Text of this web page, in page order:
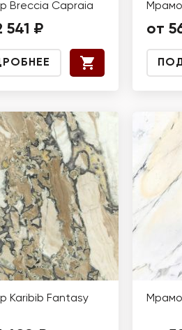
Breccia Capraia
541 ₽ от
Karibib Fantasy